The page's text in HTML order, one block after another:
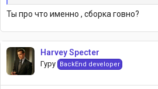
Ты про что именно , сборка говно?
Harvey Specter
Гуру BackEnd developer